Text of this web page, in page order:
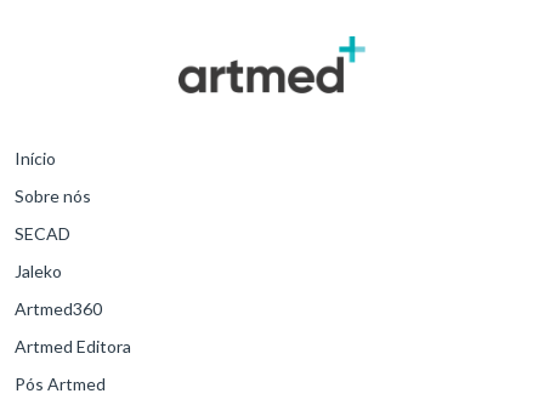
Início
Sobre nós
SECAD
Jaleko
Artmed360
Artmed Editora
Pós Artmed